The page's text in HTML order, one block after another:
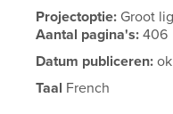
Projectoptie: Groot
Aantal pagina's:406
Datum publiceren:
Taal French